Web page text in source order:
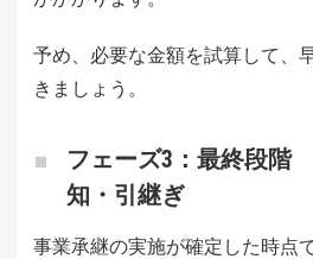
予め、必要な金額を試算して、
きましょう。
フェーズ3：最終段階
知・引継ぎ
事業承継の実施が確定した時点